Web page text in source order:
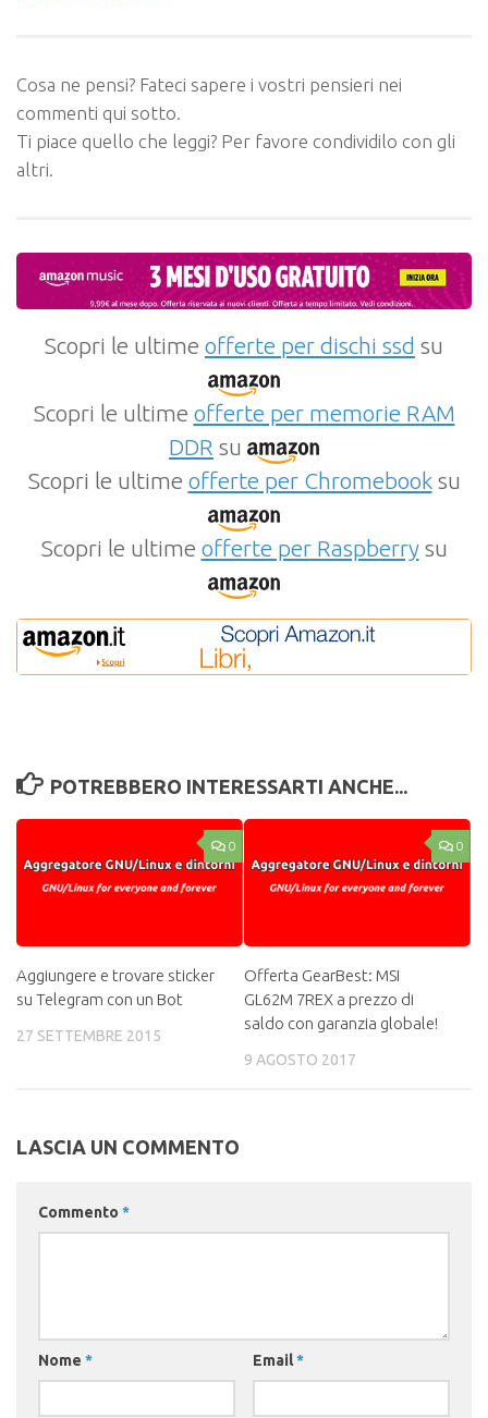
Cosa ne pensi? Fateci sapere i vostri pensieri nei
commenti qui sotto.
Ti piace quello che leggi? Per favore condividilo con gli
altri.
Scopri le ultime offerte per dischi ssd su
Scopri le ultime offerte per memorie RAM
DDR su
Scopri le ultime offerte per Chromebooksu
Scopri le ultime offerte per Raspberrysu
POTREBBERO INTERESSARTI ANCHE...
0
Aggiungere e trovare sticker
su Telegram con un Bot
27 SETTEMBRE 2015
0
Offerta GearBest: MSI
GL62M 7REX a prezzo di
saldo con garanzia globale!
9 AGOSTO 2017
LASCIA UN COMMENTO
Commento *
Nome * Email*